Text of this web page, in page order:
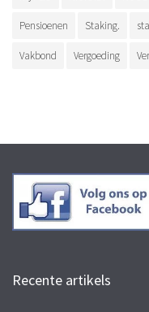
Pensioenen Staking.
Vakbond Vergoeding
Recente artikels